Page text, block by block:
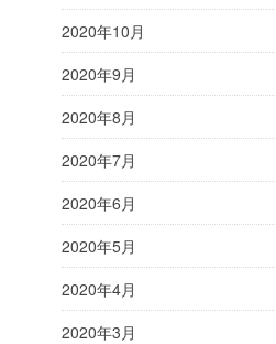
2020年10月
2020年9月
2020年8月
2020年7月
2020年6月
2020年5月
2020年4月
2020年3月